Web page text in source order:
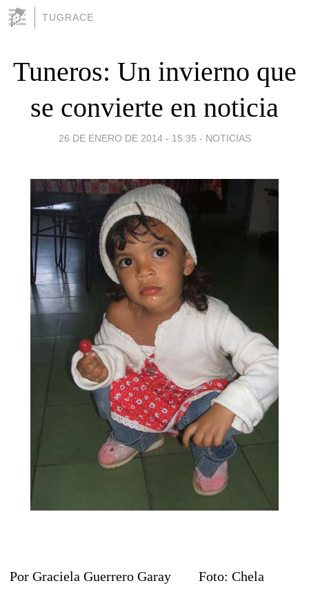
TUGRACE
Tuneros: Un invierno que
se convierte en noticia
26 DE ENERO DE 2014 - 15:35 - NOTICIAS
Por Graciela Guerrero Garay Foto: Chela